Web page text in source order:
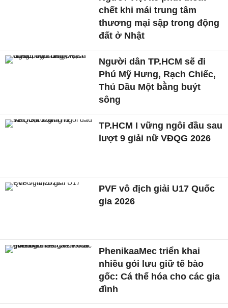
chết khi mái trung tâm
thương mại sập trong động
đất ở Nhật
Người dân TP.HCM sẽ đi
Phú Mỹ Hưng, Rạch Chiếc,
Thủ Dầu Một bằng buýt
sông
TP.HCM I vững ngôi đầu sau
lượt 9 giải nữ VĐQG 2026
PVF vô địch giải U17 Quốc
gia 2026
PhenikaaMec triển khai
nhiều gói lưu giữ tế bào
gốc: Cá thể hóa cho các gia
đình